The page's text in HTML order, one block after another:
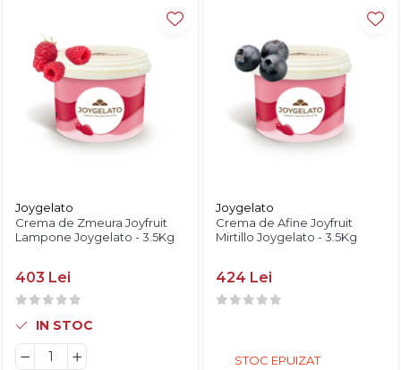
Joygelato
Crema de Zmeura Joyfruit
Lampone Joygelato - 3.5Kg
403 Lei
IN STOC
Joygelato
Crema de Afine Joyfruit
Mirtillo Joygelato - 3.5Kg
424 Lei
STOC EPUIZAT